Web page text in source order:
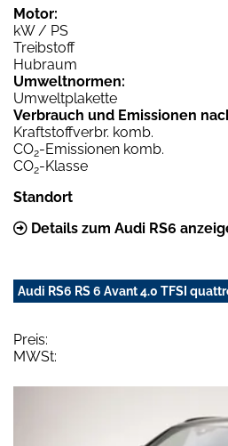
Motor:
kW / PS
Treibstoff
Hubraum
Umweltnormen:
Umweltplakette
Verbrauch und Emissionen
Kraftstoffverbr. komb.
CO2-Emissionen komb.
CO2-Klasse
Standort
Details zum Audi RS6
Audi RS6 RS 6 Avant 4.0 TFSI
Preis:
MWSt: